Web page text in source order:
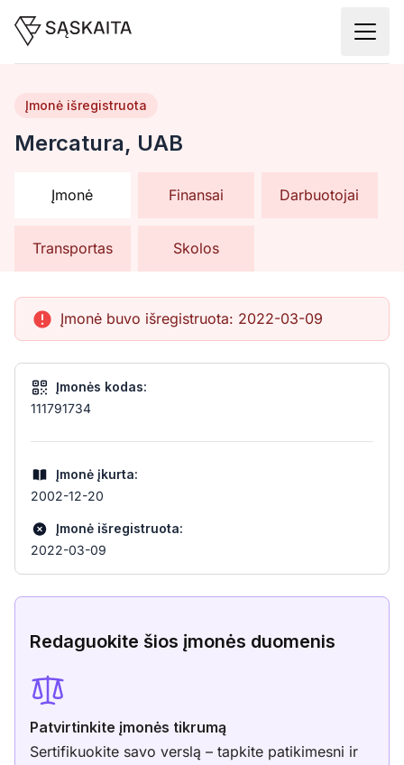
Mercatura, UAB
Įmonė išregistruota
Įmonė Finansai Darbuotojai
Transportas Skolos
Įmonė buvo išregistruota: 2022-03-09
Įmonės kodas:
111791734
Įmonė įkurta:
2002-12-20
Įmonė išregistruota:
2022-03-09
Redaguokite šios įmonės duomenis
Patvirtinkite įmonės tikrumą
Sertifikuokite savo verslą – tapkite patikimesni ir